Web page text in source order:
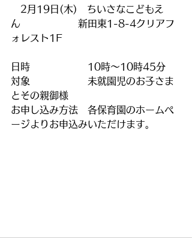
2月19日(木)　ちいさなこどもえ
ん　　　　　　新田東1-8-4クリアフ
ォレスト1F
日時　　　　　　10時～10時45分
対象　　　　　　未就園児のお子さま
とその親御様
お申し込み方法　各保育園のホームペ
ージよりお申込みいただけます。